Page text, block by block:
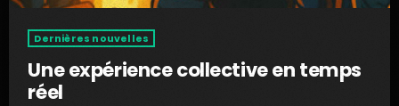
Dernières nouvelles
Une expérience collective en temps
réel